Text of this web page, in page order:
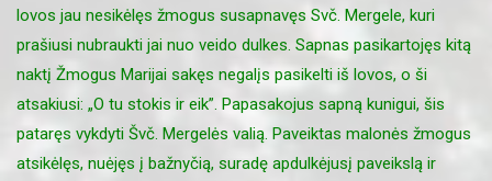
lovos jau nesikėlęs žmogus susapnavęs Svč. Mergele, kuri
prašiusi nubraukti jai nuo veido dulkes. Sapnas pasikartojęs kitą
naktį Žmogus Marijai sakęs negalįs pasikelti iš lovos, o ši
atsakiusi: „O tu stokis ir eik”. Papasakojus sapną kunigui, šis
pataręs vykdyti Švč. Mergelės valią. Paveiktas malonės žmogus
atsikėlęs, nuėjęs į bažnyčią, suradę apdulkėjusį paveikslą ir